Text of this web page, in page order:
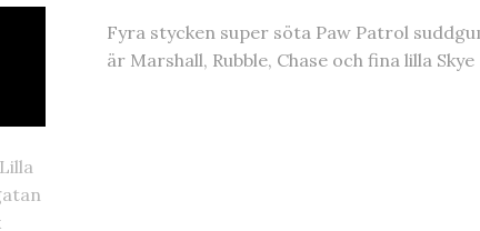
Fyra stycken super söta Paw Patrol
är Marshall, Rubble, Chase och fina lilla Skye